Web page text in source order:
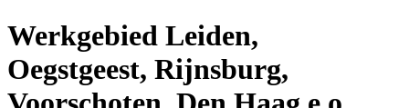
Werkgebied Leiden,
Oegstgeest, Rijnsburg,